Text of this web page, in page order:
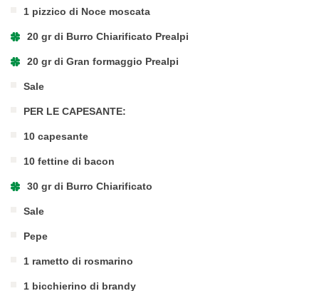
1 pizzico di Noce moscata
20 gr di Burro Chiarificato Prealpi
20 gr di Gran formaggio Prealpi
Sale
PER LE CAPESANTE:
10 capesante
10 fettine di bacon
30 gr di Burro Chiarificato
Sale
Pepe
1 rametto di rosmarino
1 bicchierino di brandy